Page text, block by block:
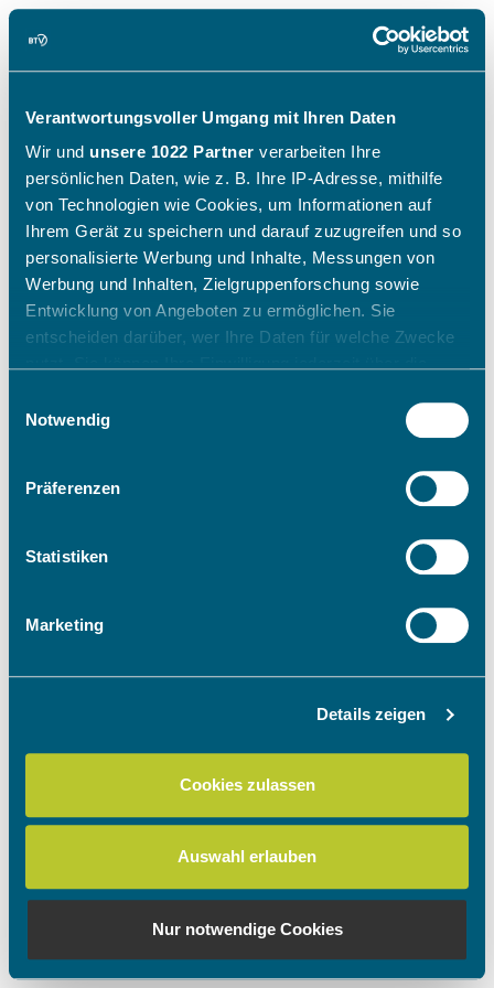
Verantwortungsvoller Umgang mit Ihren Daten
Wir und unsere 1022 Partner verarbeiten Ihre
persönlichen Daten, wie z. B. Ihre IP-Adresse, mithilfe
von Technologien wie Cookies, um Informationen auf
Ihrem Gerät zu speichern und darauf zuzugreifen und so
personalisierte Werbung und Inhalte, Messungen von
Werbung und Inhalten, Zielgruppenforschung sowie
Entwicklung von Angeboten zu ermöglichen. Sie
entscheiden darüber, wer Ihre Daten für welche Zwecke
Trigger Symbol ändern oder widerrufen
Informationen über Ihre geografische Lage
können
bestimmten Merkmalen (Fingerprinting) identifizieren
Erfahren Sie mehr darüber, wie Ihre persönlichen Daten
zu können und die Zugriffe auf unsere Website zu
analysieren. Außerdem geben wir Informationen zu Ihrer
Verwendung unserer Website an unsere Partner für
Partner führen diese Informationen möglicherweise mit
weiteren Daten zusammen, die Sie ihnen bereitgestellt
haben oder die sie im Rahmen Ihrer Nutzung der Dienste
gesammelt haben.
Notwendig
Präferenzen
Statistiken
Marketing
Details zeigen
Cookies zulassen
Auswahl erlauben
Nur notwendige Cookies